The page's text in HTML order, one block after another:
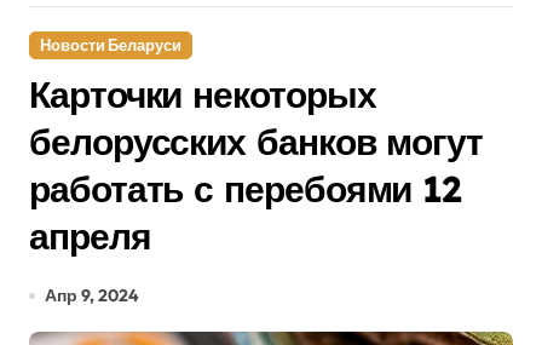
Новости Беларуси
Карточки некоторых
белорусских банков могут
работать с перебоями 12
апреля
Апр 9, 2024